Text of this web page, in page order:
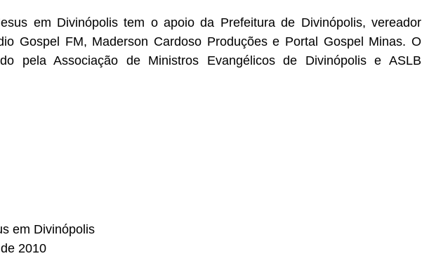
em Divinópolis tem o apoio da Prefeitura de Divinópolis, vereador
Gospel FM, Maderson Cardoso Produções e Portal Gospel Minas. O
pela Associação de Ministros Evangélicos de Divinópolis e ASLB
em Divinópolis
2010